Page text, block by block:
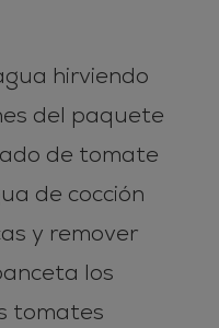
hirviendo
del paquete
de tomate
de cocción
y remover
los
tomates